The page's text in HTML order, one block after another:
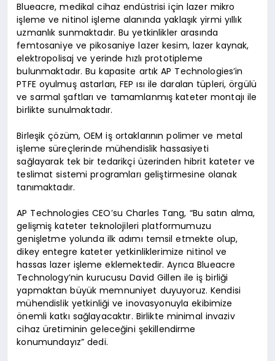
Blueacre, medikal cihaz endüstrisi için lazer mikro
işleme ve nitinol işleme alanında yaklaşık yirmi yıllık
uzmanlık sunmaktadır. Bu yetkinlikler arasında
femtosaniye ve pikosaniye lazer kesim, lazer kaynak,
elektropolisaj ve yerinde hızlı prototipleme
bulunmaktadır. Bu kapasite artık AP Technologies’in
PTFE oyulmuş astarları, FEP ısı ile daralan tüpleri, örgülü
ve sarmal şaftları ve tamamlanmış kateter montajı ile
birlikte sunulmaktadır.
Birleşik çözüm, OEM iş ortaklarının polimer ve metal
işleme süreçlerinde mühendislik hassasiyeti
sağlayarak tek bir tedarikçi üzerinden hibrit kateter ve
teslimat sistemi programları geliştirmesine olanak
tanımaktadır.
AP Technologies CEO’su Charles Tang, “Bu satın alma,
gelişmiş kateter teknolojileri platformumuzu
genişletme yolunda ilk adımı temsil etmekte olup,
dikey entegre kateter yetkinliklerimize nitinol ve
hassas lazer işleme eklemektedir. Ayrıca Blueacre
Technology’nin kurucusu David Gillen ile iş birliği
yapmaktan büyük memnuniyet duyuyoruz. Kendisi
mühendislik yetkinliği ve inovasyonuyla ekibimize
önemli katkı sağlayacaktır. Birlikte minimal invaziv
cihaz üretiminin geleceğini şekillendirme
konumundayız” dedi.